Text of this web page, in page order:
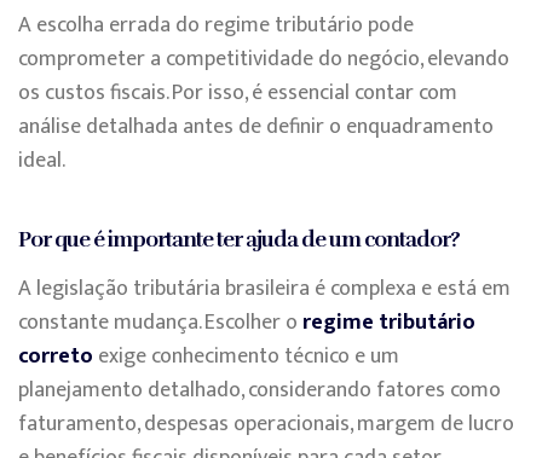
A escolha errada do regime tributário pode
comprometer a competitividade do negócio, elevando
os custos fiscais. Por isso, é essencial contar com
análise detalhada antes de definir o enquadramento
ideal.
Por que é importante ter ajuda de um contador?
A legislação tributária brasileira é complexa e está em
constante mudança. Escolher o regime tributário
correto exige conhecimento técnico e um
planejamento detalhado, considerando fatores como
faturamento, despesas operacionais, margem de lucro